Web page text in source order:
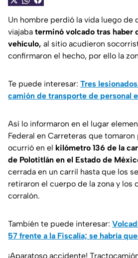
Un hombre perdió la vida luego de
viajaba terminó volcado tras haber
vehículo, al sitio acudieron
confirmaron el hecho, por ello la
Te puede interesar: Tres
camión de transporte de personal
Así lo informaron en el lugar
Federal en Carreteras que
ocurrió en el kilómetro 136 de la
de Polotitlán en el Estado de
cerrada en un carril hasta que los
retiraron el cuerpo de la zona y los
corralón.
También te puede interesar:
57 frente a la Fiscalía; se habría
¡Aparatoso accidente!